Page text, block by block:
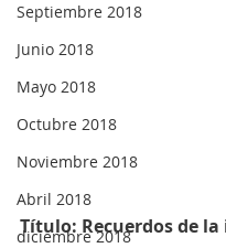
Septiembre 2018
Junio 2018
Mayo 2018
Octubre 2018
Noviembre 2018
Abril 2018
diciembre 2018
Título: Recuerdos de